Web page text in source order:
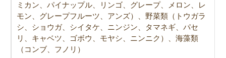
ミカン、パイナップル、リンゴ、グレープ、メロン、レ
モン、グレープフルーツ、アンズ）、野菜類（トウガラ
シ、ショウガ、シイタケ、ニンジン、タマネギ、パセ
リ、キャベツ、ゴボウ、モヤシ、ニンニク）、海藻類
（コンブ、フノリ）